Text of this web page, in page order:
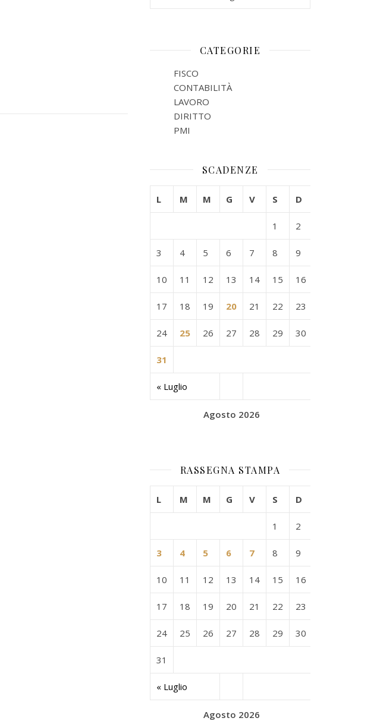
CATEGORIE
FISCO
CONTABILITÀ
LAVORO
DIRITTO
PMI
SCADENZE
Agosto 2026
L M M G V S D
« Luglio
1 2
3 4 5 6 7 8 9
10 11 12 13 14 15 16
17 18 19 20 21 22 23
24 25 26 27 28 29 30
31
RASSEGNA STAMPA
Agosto 2026
L M M G V S D
« Luglio
1 2
3 4 5 6 7 8 9
10 11 12 13 14 15 16
17 18 19 20 21 22 23
24 25 26 27 28 29 30
31